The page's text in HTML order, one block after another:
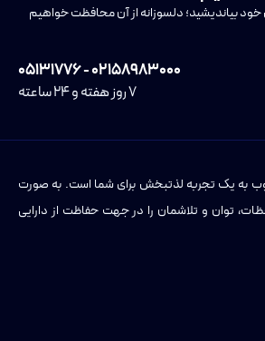
خود بیاندیشید؛ دلسوزانه از آن محافظت خواهیم
۰۲۱۵۸۹۸۳۰۰۰ - ۰۵۱۳۱۷۷۶
۷ روز هفته و ۲۴ ساعته
به یک تجربه لذتبخش برای شما است. به صورت
توان و تلاشمان را در جهت حفاظت از دارایی